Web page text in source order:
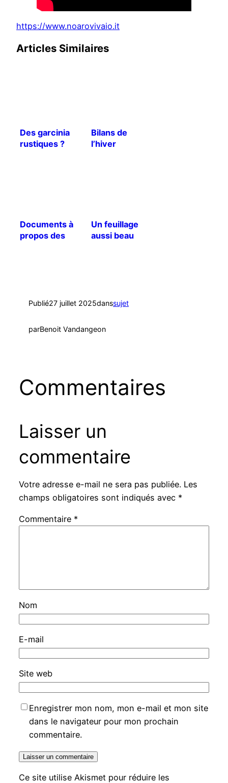
https://www.noarovivaio.it
Articles Similaires
Des garcinia
rustiques ?
Bilans de
l’hiver
Documents à
propos des
Un feuillage
aussi beau
Publié27 juillet 2025danssujet
parBenoit Vandangeon
Commentaires
Laisser un
commentaire
Votre adresse e-mail ne sera pas publiée. Les
champs obligatoires sont indiqués avec *
Commentaire *
Nom
E-mail
Site web
Enregistrer mon nom, mon e-mail et mon site
dans le navigateur pour mon prochain
commentaire.
Ce site utilise Akismet pour réduire les